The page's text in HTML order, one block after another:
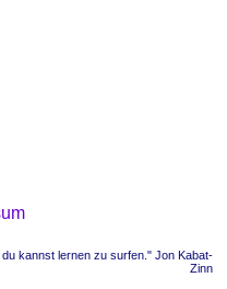
kannst lernen zu surfen." Jon Kabat-
Zinn